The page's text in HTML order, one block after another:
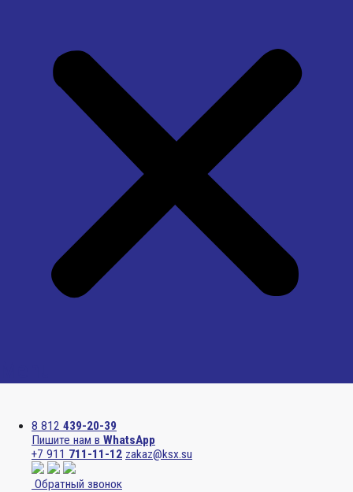
8 812 439-20-39
Пишите нам в WhatsApp
+7 911 711-11-12 zakaz@ksx.su
Обратный звонок